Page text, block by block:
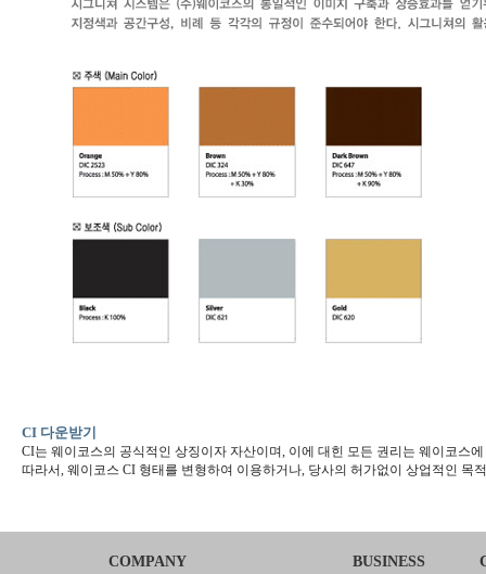
CI 다운받기
CI는 웨이코스의 공식적인 상징이자 자산이며, 이에 대힌 모든 권리는 웨이코스
따라서, 웨이코스 CI 형태를 변형하여 이용하거나, 당사의 허가없이 상업적인 목
COMPANY BUSINESS